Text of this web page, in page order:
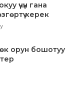
үчүн гана
керек
орун бошотуу